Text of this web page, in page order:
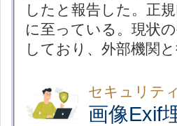
したと報告した。正
に至っている。現状
しており、外部機関
セキュリテ
画像Exif